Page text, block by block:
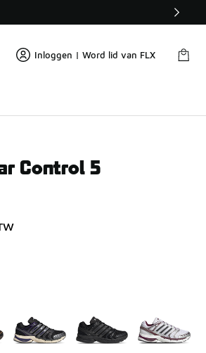
Inloggen | Word lid van FLX
Control 5